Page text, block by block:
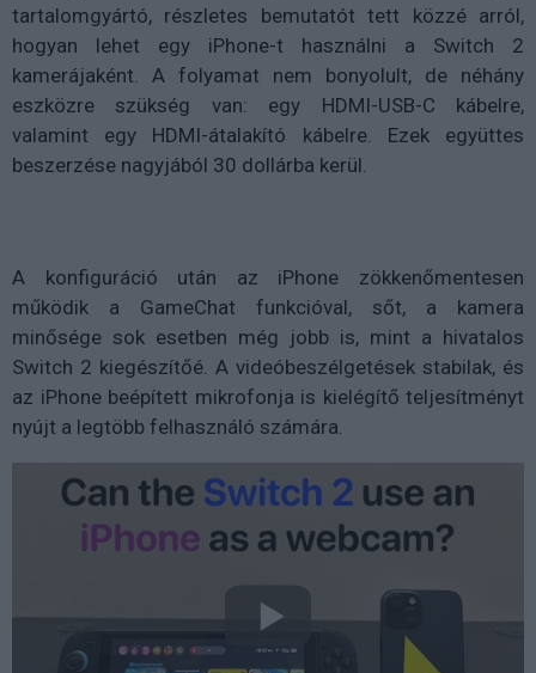
tartalomgyártó, részletes bemutatót tett közzé arról,
hogyan lehet egy iPhone-t használni a Switch 2
kamerájaként. A folyamat nem bonyolult, de néhány
eszközre szükség van: egy HDMI-USB-C kábelre,
valamint egy HDMI-átalakító kábelre. Ezek együttes
beszerzése nagyjából 30 dollárba kerül.
A konfiguráció után az iPhone zökkenőmentesen
működik a GameChat funkcióval, sőt, a kamera
minősége sok esetben még jobb is, mint a hivatalos
Switch 2 kiegészítőé. A videóbeszélgetések stabilak, és
az iPhone beépített mikrofonja is kielégítő teljesítményt
nyújt a legtöbb felhasználó számára.